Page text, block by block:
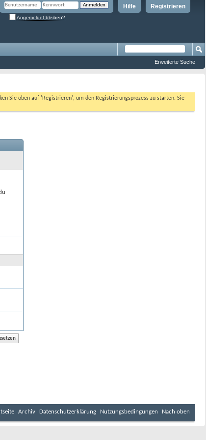
Registrieren
Hilfe
Angemeldet bleiben?
Erweiterte Suche
Sie oben auf 'Registrieren', um den Registrierungsprozess zu starten. Sie
Archiv Datenschutzerklärung Nutzungsbedingungen Nach oben